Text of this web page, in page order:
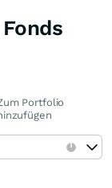
Portfolio